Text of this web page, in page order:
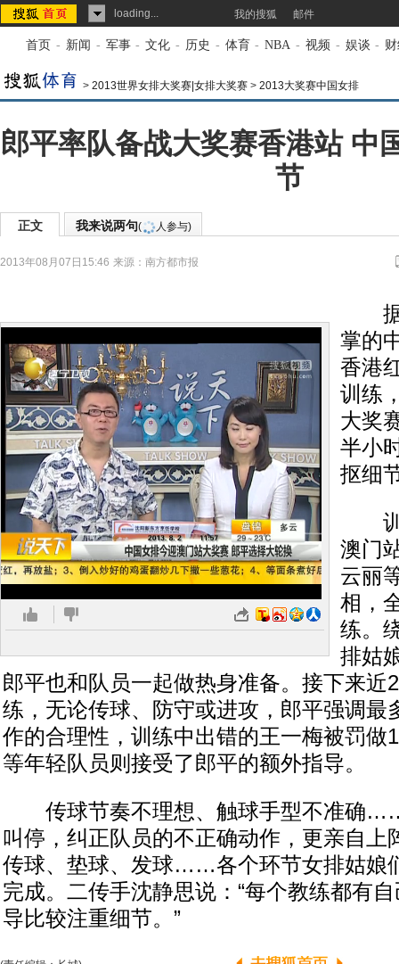
loading... 我的搜狐 邮件
首页 - 新闻 - 军事 - 文化 - 历史 - 体育 - NBA - 视频 - 娱谈 -
> 2013世界女排大奖赛|女排大奖赛 > 2013大奖赛中国女排
郎平率队备战大奖赛香港站 中
节
正文 我来说两句( 人参与)
2013年08月07日15:46 来源： 南方都市报
据
掌的
香港
训练
大奖
半小
抠细
训
澳门
云丽
相，
练。
排姑
郎平也和队员一起做热身准备。接下来近
练，无论传球、防守或进攻，郎平强调最
作的合理性，训练中出错的王一梅被罚做
等年轻队员则接受了郎平的额外指导。
传球节奏不理想、触球手型不准确
叫停，纠正队员的不正确动作，更亲自上
传球、垫球、发球……各个环节女排姑娘
完成。二传手沈静思说：“每个教练都有
导比较注重细节。”